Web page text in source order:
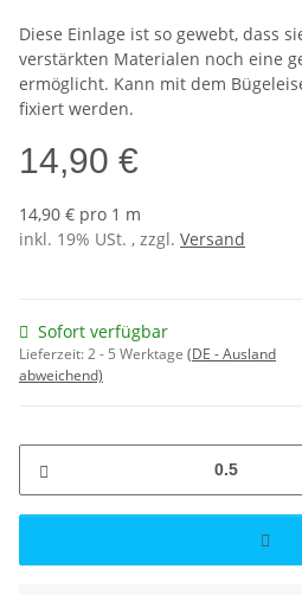
Diese Einlage ist so gewebt, dass
verstärkten Materialen noch eine
ermöglicht. Kann mit dem
fixiert werden.
14,90 €
14,90 € pro 1 m
inkl. 19% USt. , zzgl. Versand
Sofort verfügbar
Lieferzeit:2 - 5 Werktage (DE - Ausland
abweichend)